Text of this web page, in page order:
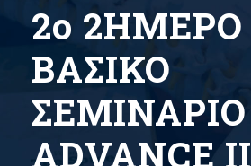
2ο 2ΗΜΕΡΟ
ΒΑΣΙΚΟ
ΣΕΜΙΝΑΡΙΟ
ΑDVANCE IΙ